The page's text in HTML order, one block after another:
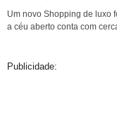
Um novo Shopping de luxo
a céu aberto conta com
Publicidade: